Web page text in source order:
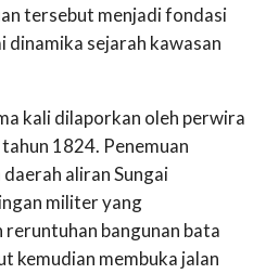
tersebut menjadi fondasi
dinamika sejarah kawasan
kali dilaporkan oleh perwira
1824. Penemuan
aliran Sungai
militer yang
bangunan bata
kemudian membuka jalan